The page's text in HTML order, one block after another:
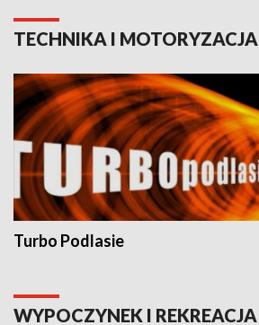
TECHNIKA I MOTORYZACJA
Turbo Podlasie
WYPOCZYNEK I REKREACJA